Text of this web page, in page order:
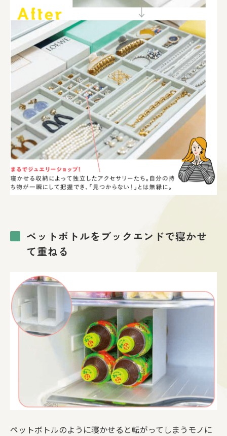
ペットボトルをブックエンドで寝かせ
て重ねる
ペットボトルのように寝かせると転がってしまうモノに